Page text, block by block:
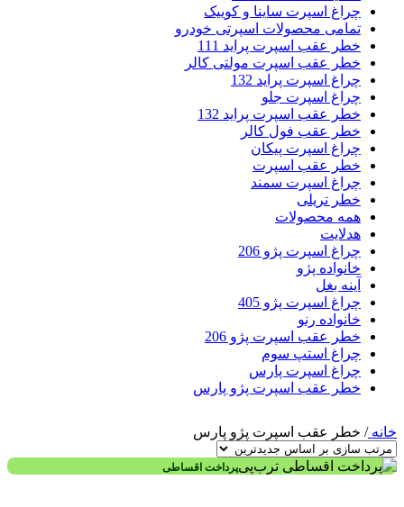
چراغ اسپرت ساینا و کوییک
تمامی محصولات اسپرتی خودرو
خطر عقب اسپرت پراید 111
خطر عقب اسپرت مولتی کالر
چراغ اسپرت پراید 132
چراغ اسپرت جلو
خطر عقب اسپرت پراید 132
خطر عقب فول کالر
چراغ اسپرت پیکان
خطر عقب اسپرت
چراغ اسپرت سمند
خطر تریلی
همه محصولات
هدلایت
چراغ اسپرت پژو 206
خانواده پژو
آینه بغل
چراغ اسپرت پژو 405
خانواده رنو
خطر عقب اسپرت پژو 206
چراغ استپ سوم
چراغ اسپرت پارس
خطر عقب اسپرت پژو پارس
خانه/ خطر عقب اسپرت پژو پارس
پرداخت اقساطی